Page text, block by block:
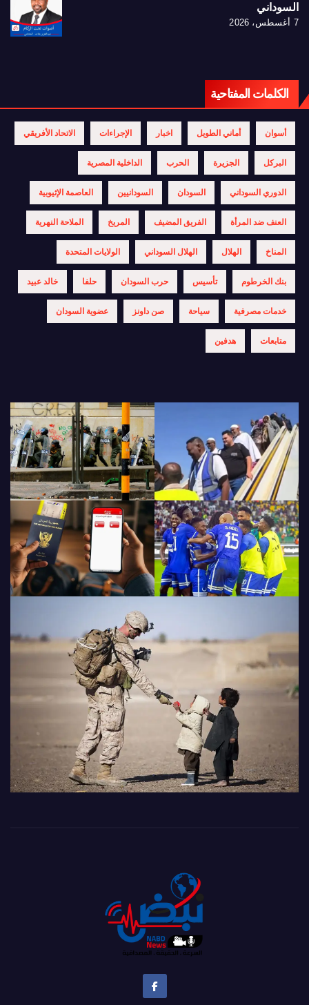
السوداني
7 أغسطس، 2026
الكلمات المفتاحية
أسوان أماني الطويل اخبار الإجراءات الاتحاد الأفريقي
البركل الجزيرة الحرب الداخلية المصرية
الدوري السوداني السودان السودانيين العاصمة الإثيوبية
العنف ضد المرأة الفريق المضيف المريخ الملاحة النهرية
المناخ الهلال الهلال السوداني الولايات المتحدة
بنك الخرطوم تأسيس حرب السودان حلفا خالد عبيد
خدمات مصرفية سياحة صن داونز عضوية السودان
متابعات هدفين